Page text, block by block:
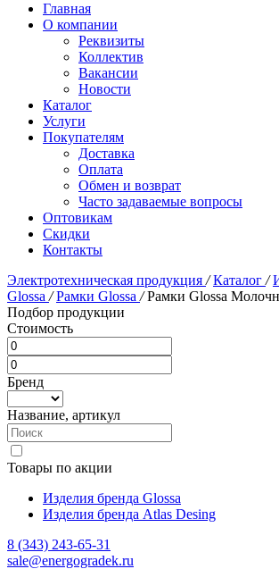
Главная
О компании
Реквизиты
Коллектив
Вакансии
Новости
Каталог
Услуги
Покупателям
Доставка
Оплата
Обмен и возврат
Часто задаваемые вопросы
Оптовикам
Скидки
Контакты
Электротехническая продукция / Каталог /
Glossa / Рамки Glossa / Рамки Glossa
Подбор продукции
Стоимость
Бренд
Название, артикул
Товары по акции
Изделия бренда Glossa
Изделия бренда Atlas Desing
8 (343) 243-65-31
sale@energogradek.ru